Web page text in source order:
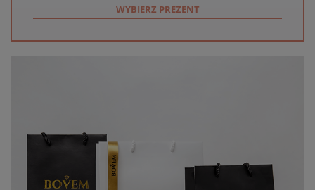
WYBIERZ PREZENT